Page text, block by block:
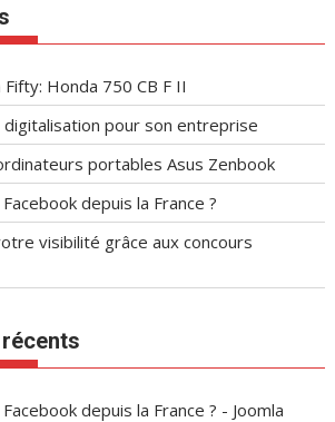
Honda 750 CB F II
digitalisation pour son entreprise
portables Asus Zenbook
depuis la France ?
visibilité grâce aux concours
depuis la France ? - Joomla